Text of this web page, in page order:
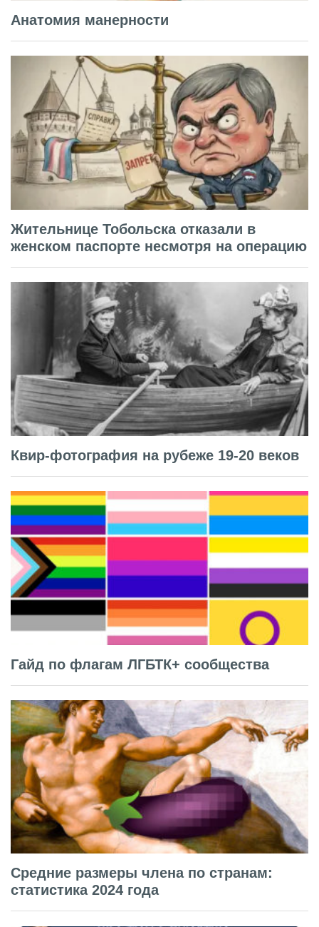
Анатомия манерности
Жительнице Тобольска отказали в
женском паспорте несмотря на операцию
Квир-фотография на рубеже 19-20 веков
Гайд по флагам ЛГБТК+ сообщества
Средние размеры члена по странам:
статистика 2024 года